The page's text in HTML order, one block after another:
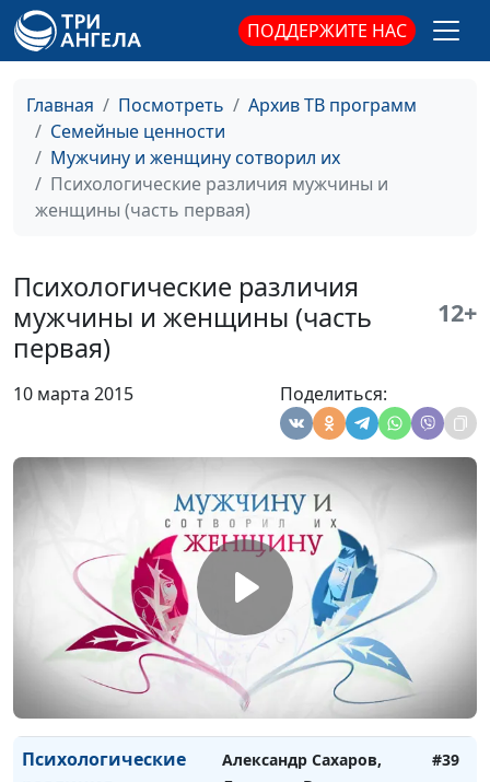
ПОДДЕРЖИТЕ НАС
Главная Посмотреть
Архив ТВ программ
Семейные ценности
Мужчину и женщину сотворил их
Психологические различия мужчины и
женщины (часть первая)
Психологические различия
мужчины и женщины (часть
первая)
12+
10 марта 2015 Поделиться:
Социальные
стереотипы
Александр Сахаров,
Людмила Верлан,
семейным отношениям
#45
Женские страхи
Александр Сахаров,
Людмила Верлан,
психолог, консультант по
семейным отношениям
Людмила Верлан,
психолог, консультант по
Реакция на стресс
Александр Сахаров,
Людмила Верлан,
психолог, консультант по
семейным отношениям
Физиологические
различия мужчины и
женщины
Александр Сахаров,
Людмила Верлан,
психолог, консультант по
семейным отношениям
Психологические
различия мужчины и
женщины (часть
вторая)
Александр Сахаров,
Людмила Верлан,
психолог, консультант по
семейным отношениям
Психологические
Александр Сахаров,
#39